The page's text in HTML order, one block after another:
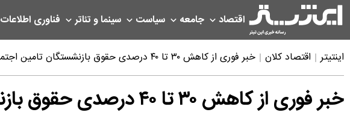
اقتصاد جامعه سیاست سینما و تئاتر فناوری اطلاعات
اینتیتر اقتصاد کلان خبر فوری از کاهش ۳۰ تا ۴۰ درصدی حقوق بازنشستگان تامین اجتماعی در اردیبهشت ۱۴۰۵
خبر فوری از کاهش ۳۰ تا ۴۰ درصدی حقوق بازنشستگان تامین اجتماعی در اردیبهشت ۱۴۰۵